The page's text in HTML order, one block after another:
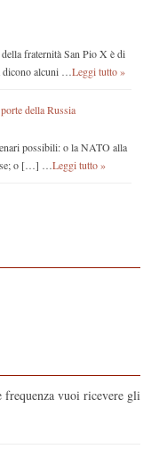
fraternità San Pio X è di
alcuni … Leggi tutto »
della Russia
possibili: o la NATO alla
o […] … Leggi tutto »
frequenza vuoi ricevere gli